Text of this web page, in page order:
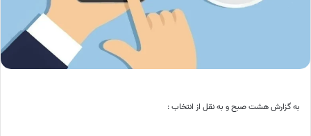
به گزارش هشت صبح و به نقل از انتخاب :